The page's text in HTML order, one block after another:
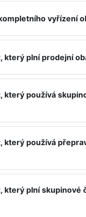
vyřízení
který plní prodejní
který používá
který používá
který plní